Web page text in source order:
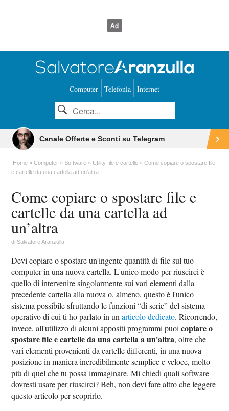
Computer Telefonia Internet
Canale Offerte e Sconti su Telegram
Home Computer Software Utility file e cartelle
Come copiare o spostare file
e cartelle da una cartella ad un'altra
Come copiare o spostare file e
cartelle da una cartella ad
un’altra
diSalvatore Aranzulla
Devi copiare o spostare un'ingente quantità di file sul tuo
computer in una nuova cartella. L'unico modo per riuscirci è
quello di intervenire singolarmente sui vari elementi dalla
precedente cartella alla nuova o, almeno, questo è l'unico
sistema possibile sfruttando le funzioni “di serie” del sistema
operativo di cui ti ho parlato in unarticolo dedicato. Ricorrendo,
invece, all'utilizzo di alcuni appositi programmi puoicopiare o
spostare file e cartelle da una cartella a un'altra, oltre che
vari elementi provenienti da cartelle differenti, in una nuova
posizione in maniera incredibilmente semplice e veloce, molto
più di quel che tu possa immaginare. Mi chiedi quali software
dovresti usare per riuscirci? Beh, non devi fare altro che leggere
questo articolo per scoprirlo.